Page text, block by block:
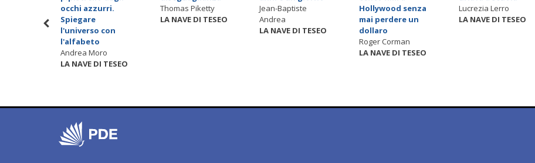
occhi azzurri.
Spiegare
l'universo con
l'alfabeto
Andrea Moro
LA NAVE DI TESEO
Thomas Piketty
LA NAVE DI TESEO
Jean-Baptiste
Andrea
LA NAVE DI TESEO
Hollywood senza
mai perdere un
dollaro
Roger Corman
LA NAVE DI TESEO
Lucrezia Lerro
LA NAVE DI TESEO